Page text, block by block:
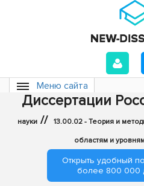
Меню сайта
Диссертации
науки // 13.00.02 - Теория и
областям и
Открыть удобный
более 800 000